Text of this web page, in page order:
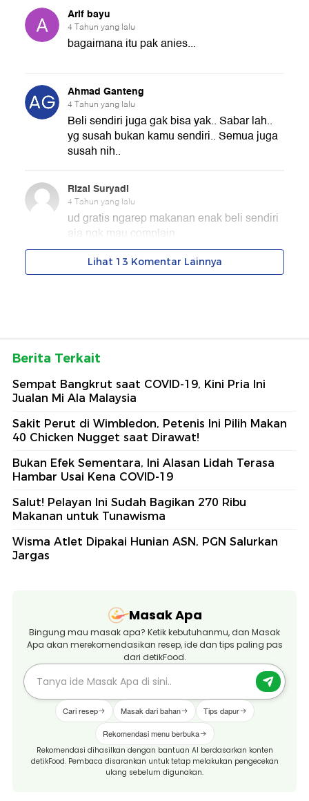
Berita Terkait
Sempat Bangkrut saat COVID-19, Kini Pria Ini
Jualan Mi Ala Malaysia
Sakit Perut di Wimbledon, Petenis Ini Pilih Makan
40 Chicken Nugget saat Dirawat!
Bukan Efek Sementara, Ini Alasan Lidah Terasa
Hambar Usai Kena COVID-19
Salut! Pelayan Ini Sudah Bagikan 270 Ribu
Makanan untuk Tunawisma
Wisma Atlet Dipakai Hunian ASN, PGN Salurkan
Jargas
Masak Apa
Bingung mau masak apa? Ketik kebutuhanmu, dan Masak
Apa akan merekomendasikan resep, ide dan tips paling pas
dari detikFood.
Cari resep Masak dari bahan Tips dapur
Rekomendasi menu berbuka
Rekomendasi dihasilkan dengan bantuan AI berdasarkan konten
detikFood. Pembaca disarankan untuk tetap melakukan pengecekan
ulang sebelum digunakan.